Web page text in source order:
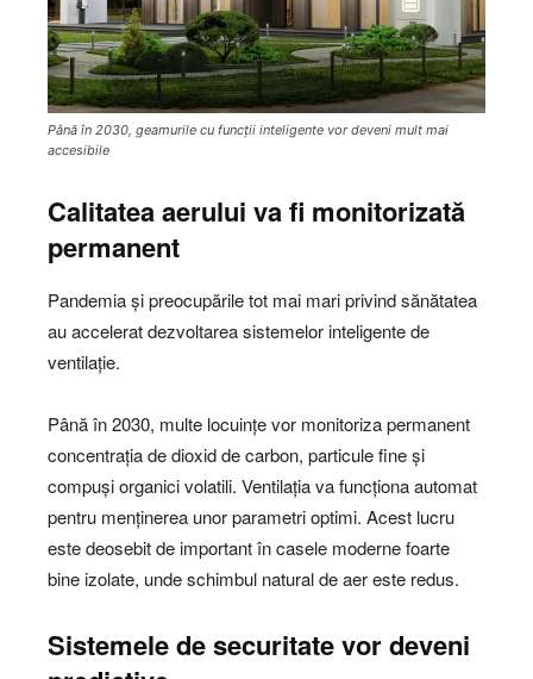
Până în 2030, geamurile cu funcții inteligente vor deveni mult mai
accesibile
Calitatea aerului va fi monitorizată
permanent
Pandemia și preocupările tot mai mari privind sănătatea
au accelerat dezvoltarea sistemelor inteligente de
ventilație.
Până în 2030, multe locuințe vor monitoriza permanent
concentrația de dioxid de carbon, particule fine și
compuși organici volatili. Ventilația va funcționa automat
pentru menținerea unor parametri optimi. Acest lucru
este deosebit de important în casele moderne foarte
bine izolate, unde schimbul natural de aer este redus.
Sistemele de securitate vor deveni